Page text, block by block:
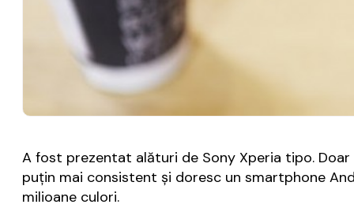
A fost prezentat alături de Sony Xperia tipo.
puțin mai consistent și doresc un smartphone
milioane culori.